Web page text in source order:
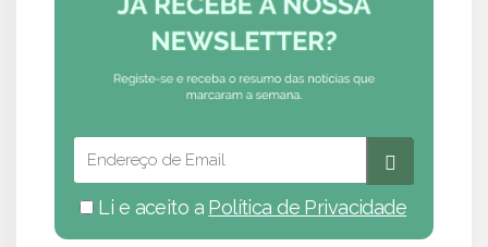
Li e aceito a Política de Privacidade